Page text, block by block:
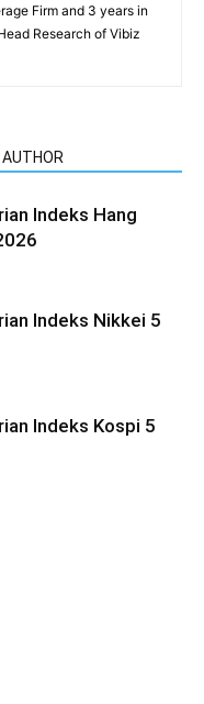
Firm and 3 years in
Research of Vibiz
Indeks Hang
Indeks Nikkei 5
Indeks Kospi 5